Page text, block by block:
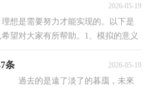
2026-05-19
是需要努力才能实现的。以下是
望对大家有所帮助。1、模拟的意义
条 2026-05-19
過去的是遠了淡了的暮靄，未來